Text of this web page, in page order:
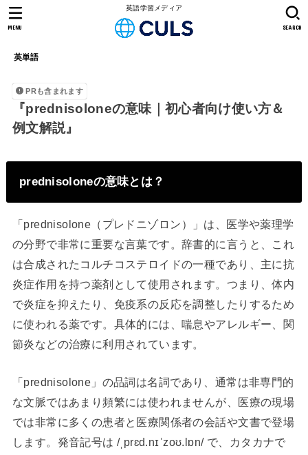
英語学習メディア
英単語
SEARCH
MENU
PRも含まれます
『prednisoloneの意味｜初心者向け使い方＆
例文解説』
prednisoloneの意味とは？
「prednisolone（プレドニゾロン）」は、医学や薬理学
の分野で非常に重要な言葉です。辞書的に言うと、これ
は合成されたコルチコステロイドの一種であり、主に抗
炎症作用を持つ薬剤として使用されます。つまり、体内
で炎症を抑えたり、免疫系の反応を調整したりするため
に使われる薬です。具体的には、喘息やアレルギー、関
節炎などの治療に利用されています。
「prednisolone」の品詞は名詞であり、通常は非専門的
な文脈ではあまり頻繁には使われませんが、医療の現場
では非常に多くの患者と医療関係者の会話や文書で登場
します。発音記号は /ˌprɛd.nɪˈzoʊ.lɒn/ で、カタカナで